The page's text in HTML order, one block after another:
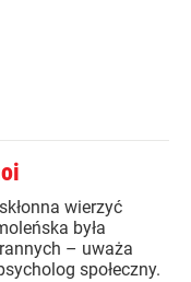
wierzyć
była
– uważa
społeczny.